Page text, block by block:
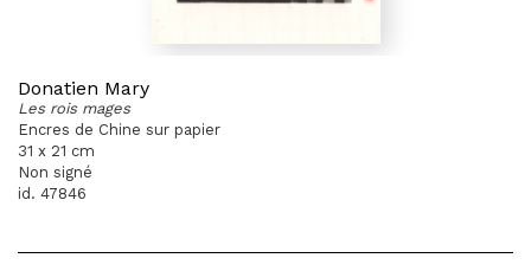
Donatien Mary
Les rois mages
Encres de Chine sur papier
31 x 21 cm
Non signé
id. 47846